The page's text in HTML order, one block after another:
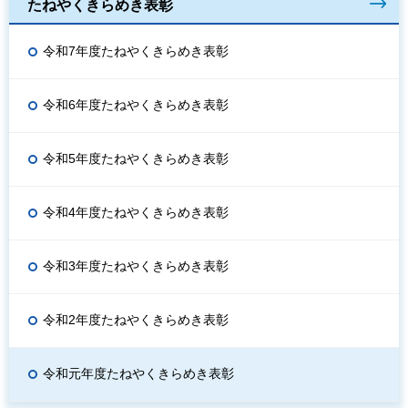
たねやくきらめき表彰
令和7年度たねやくきらめき表彰
令和6年度たねやくきらめき表彰
令和5年度たねやくきらめき表彰
令和4年度たねやくきらめき表彰
令和3年度たねやくきらめき表彰
令和2年度たねやくきらめき表彰
令和元年度たねやくきらめき表彰